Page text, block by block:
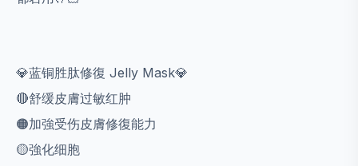
💎蓝铜胜肽修復 Jelly Mask💎
🔴舒缓皮膚过敏红肿
🟠加強受伤皮膚修復能力
🟡強化细胞